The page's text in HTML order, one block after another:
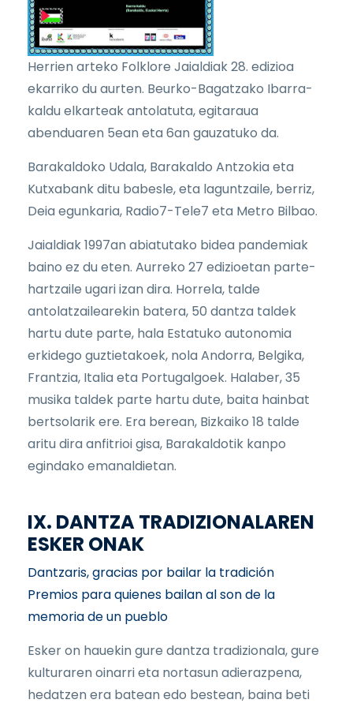
Herrien arteko Folklore Jaialdiak 28. edizioa
ekarriko du aurten. Beurko-Bagatzako Ibarra-
kaldu elkarteak antolatuta, egitaraua
abenduaren 5ean eta 6an gauzatuko da.
Barakaldoko Udala, Barakaldo Antzokia eta
Kutxabank ditu babesle, eta laguntzaile, berriz,
Deia egunkaria, Radio7-Tele7 eta Metro Bilbao.
Jaialdiak 1997an abiatutako bidea pandemiak
baino ez du eten. Aurreko 27 edizioetan parte-
hartzaile ugari izan dira. Horrela, talde
antolatzailearekin batera, 50 dantza taldek
hartu dute parte, hala Estatuko autonomia
erkidego guztietakoek, nola Andorra, Belgika,
Frantzia, Italia eta Portugalgoek. Halaber, 35
musika taldek parte hartu dute, baita hainbat
bertsolarik ere. Era berean, Bizkaiko 18 talde
aritu dira anfitrioi gisa, Barakaldotik kanpo
egindako emanaldietan.
IX. DANTZA TRADIZIONALAREN
ESKER ONAK
Dantzaris, gracias por bailar la tradición
Premios para quienes bailan al son de la
memoria de un pueblo
Esker on hauekin gure dantza tradizionala, gure
kulturaren oinarri eta nortasun adierazpena,
hedatzen era batean edo bestean, baina beti